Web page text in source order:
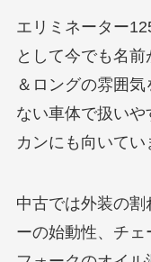
エリミネーター
として今でも名
＆ロングの雰囲
ない車体で扱いや
カンにも向いてい
中古では外装の
ーの始動性、チェ